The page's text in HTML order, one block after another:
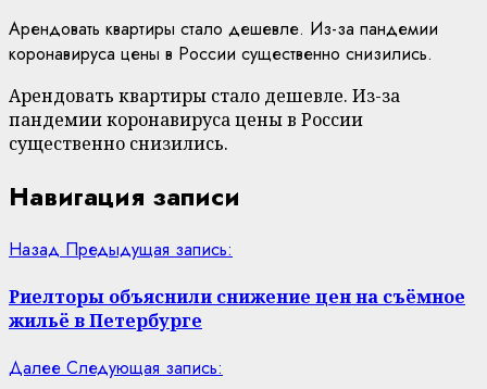
Арендовать квартиры стало дешевле. Из-за пандемии
коронавируса цены в России существенно снизились.
Арендовать квартиры стало дешевле. Из-за
пандемии коронавируса цены в России
существенно снизились.
Навигация записи
Назад Предыдущая запись:
Риелторы объяснили снижение цен на съёмное
жильё в Петербурге
Далее Следующая запись: